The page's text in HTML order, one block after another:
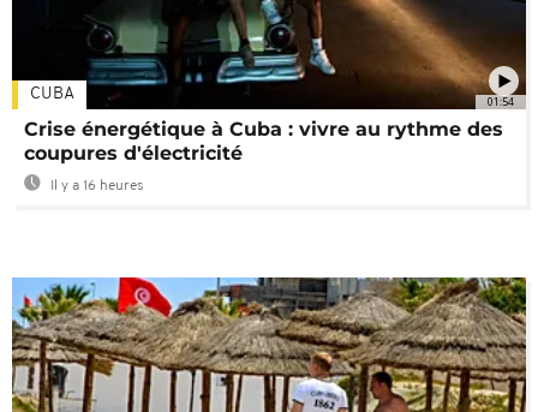
01:54
CUBA
Crise énergétique à Cuba : vivre au rythme des
coupures d'électricité
Il y a 16 heures